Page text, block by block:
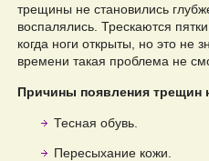
трещины не становились
воспалялись. Трескаются
когда ноги открыты, но это не
времени такая проблема не
Причины появления трещин
Тесная обувь.
Пересыхание кожи.